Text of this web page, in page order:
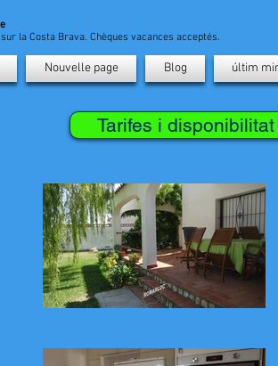
la Costa Brava. Chèques vacances acceptés.
Nouvelle page Blog últim
Tarifes i disponibilitat